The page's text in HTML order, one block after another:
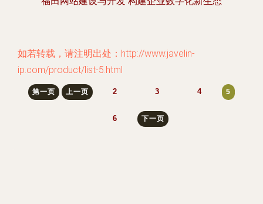
如若转载，请注明出处：http://www.javelin-
ip.com/product/list-5.html
第一页 上一页 2 3 4 5
6 下一页